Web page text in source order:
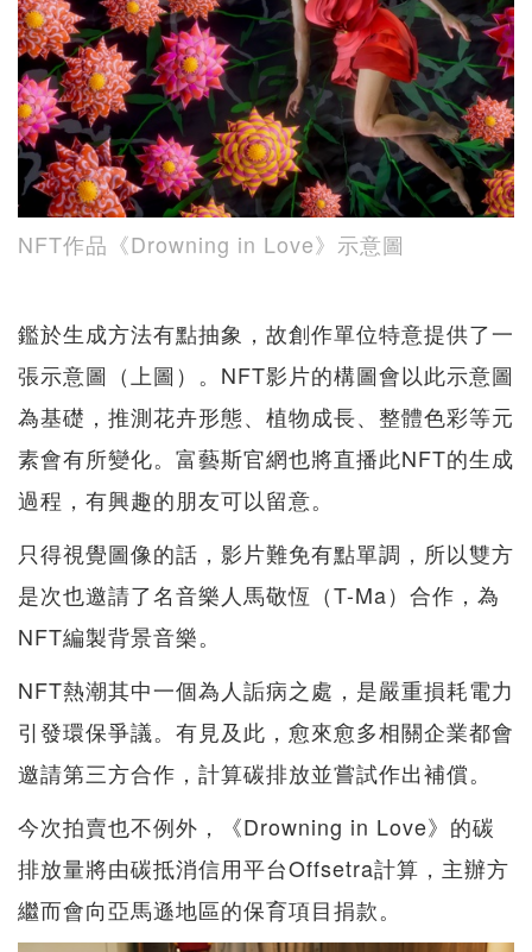
NFT作品《Drowning in Love》示意圖
鑑於生成方法有點抽象，故創作單位特意提供了一
張示意圖（上圖）。NFT影片的構圖會以此示意圖
為基礎，推測花卉形態、植物成長、整體色彩等元
素會有所變化。富藝斯官網也將直播此NFT的生成
過程，有興趣的朋友可以留意。
只得視覺圖像的話，影片難免有點單調，所以雙方
是次也邀請了名音樂人馬敬恆（T-Ma）合作，為
NFT編製背景音樂。
NFT熱潮其中一個為人詬病之處，是嚴重損耗電力
引發環保爭議。有見及此，愈來愈多相關企業都會
邀請第三方合作，計算碳排放並嘗試作出補償。
今次拍賣也不例外，《Drowning in Love》的碳
排放量將由碳抵消信用平台Offsetra計算，主辦方
繼而會向亞馬遜地區的保育項目捐款。